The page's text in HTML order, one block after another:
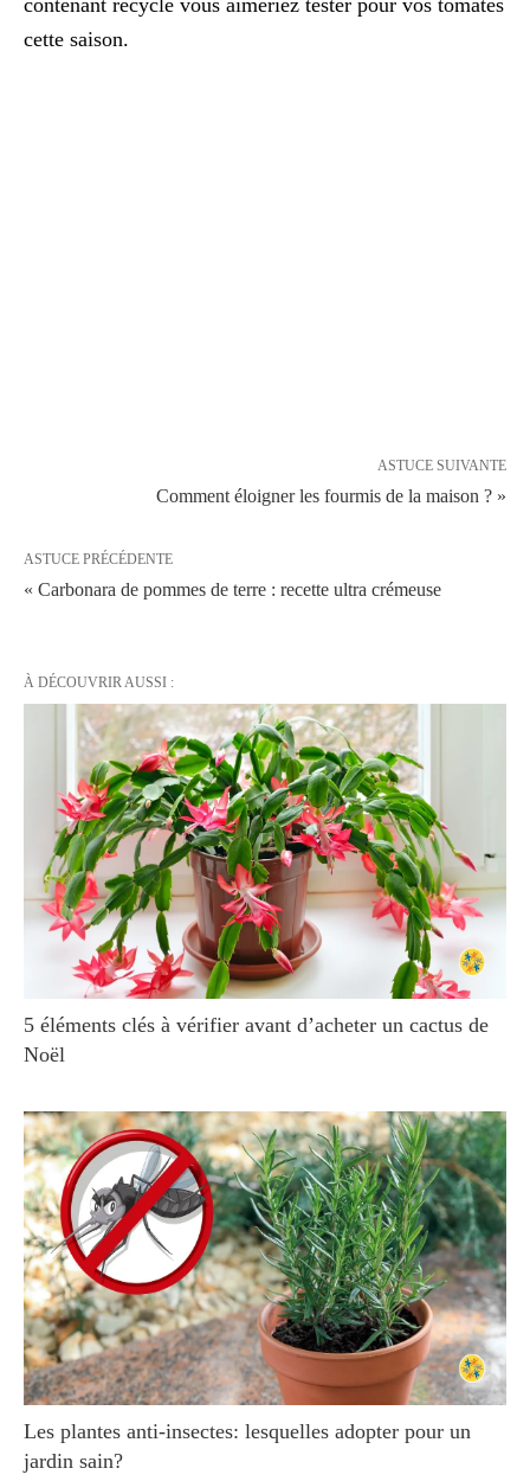
contenant recyclé vous aimeriez tester pour vos tomates
cette saison.
ASTUCE SUIVANTE
Comment éloigner les fourmis de la maison ? »
ASTUCE PRÉCÉDENTE
« Carbonara de pommes de terre : recette ultra crémeuse
À DÉCOUVRIR AUSSI :
5 éléments clés à vérifier avant d’acheter un cactus de
Noël
Les plantes anti-insectes: lesquelles adopter pour un
jardin sain?